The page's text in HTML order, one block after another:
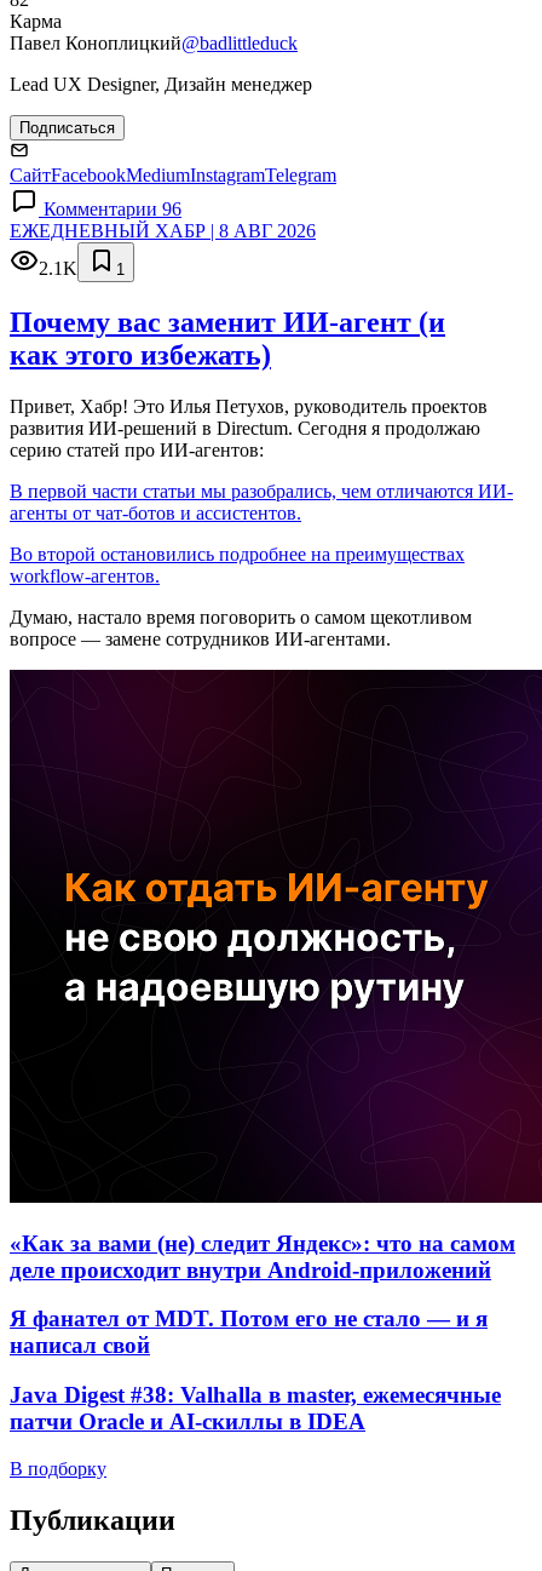
Карма
Павел Коноплицкий@badlittleduck
Lead UX Designer, Дизайн менеджер
Подписаться
СайтFacebookMediumInstagramTelegram
Комментарии 96
ЕЖЕДНЕВНЫЙ ХАБР | 8 АВГ 2026
2.1K
1
Почему вас заменит ИИ‑агент (и
как этого избежать)
Привет, Хабр! Это Илья Петухов, руководитель проектов
развития ИИ-решений в Directum. Сегодня я продолжаю
серию статей про ИИ-агентов:
В первой части статьи мы разобрались, чем отличаются ИИ-
агенты от чат-ботов и ассистентов.
Во второй остановились подробнее на преимуществах
workflow-агентов.
Думаю, настало время поговорить о самом щекотливом
вопросе — замене сотрудников ИИ-агентами.
«Как за вами (не) следит Яндекс»: что на самом
деле происходит внутри Android-приложений
Я фанател от MDT. Потом его не стало — и я
написал свой
Java Digest #38: Valhalla в master, ежемесячные
патчи Oracle и AI-скиллы в IDEA
В подборку
Публикации